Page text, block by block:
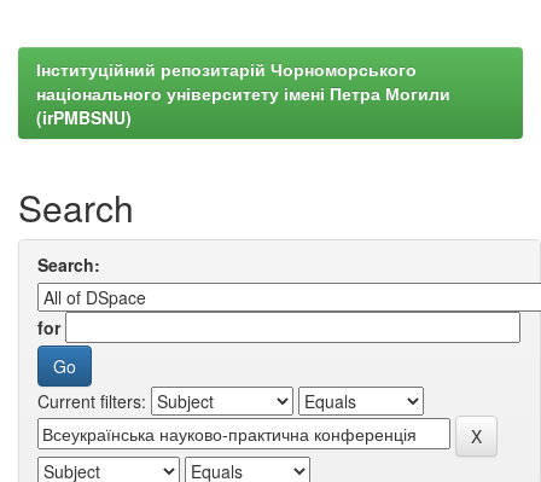
Інституційний репозитарій Чорноморського
національного університету імені Петра Могили
(irPMBSNU)
Search
Search:
for
Current filters: